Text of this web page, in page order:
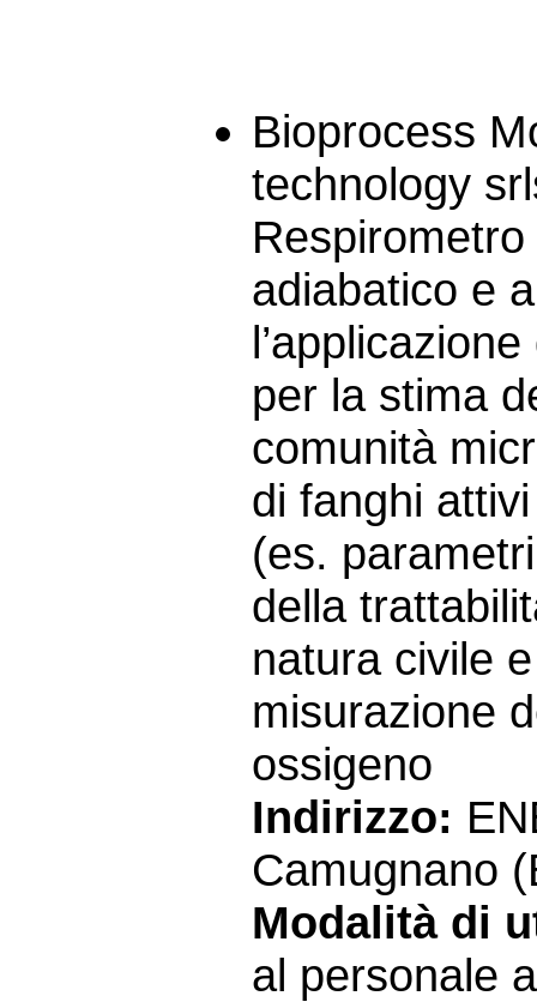
Bioprocess
technology
adiabatico e
per la stima
comunità
di fanghi
(es.
della
natura civile
misurazione
ossigeno
Indirizzo:
Camugnano
Modalità di
al personale